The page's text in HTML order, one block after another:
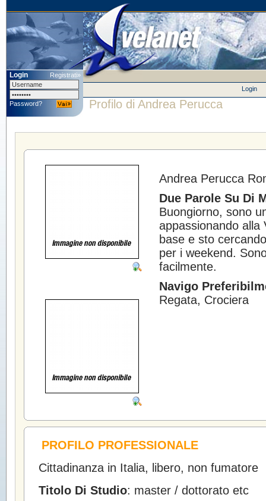
Login Registrati»
Password?
Login
Profilo di Andrea Perucca
Andrea Perucca
Due Parole Su Di
Buongiorno, sono
appassionando alla
base e sto
per i weekend.
facilmente.
Navigo
Regata, Crociera
PROFILO PROFESSIONALE
Cittadinanza in Italia, libero, non fumatore
Titolo Di Studio: master / dottorato etc